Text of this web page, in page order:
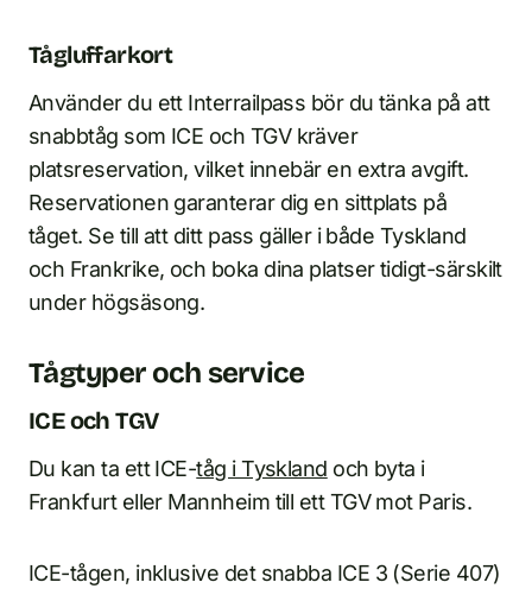
Tågluffarkort
Använder du ett Interrailpass bör du tänka på att
snabbtåg som ICE och TGV kräver
platsreservation, vilket innebär en extra avgift.
Reservationen garanterar dig en sittplats på
tåget. Se till att ditt pass gäller i både Tyskland
och Frankrike, och boka dina platser tidigt-särskilt
under högsäsong.
Tågtyper och service
ICE och TGV
Du kan ta ett ICE-tåg i Tyskland och byta i
Frankfurt eller Mannheim till ett TGV mot Paris.
ICE-tågen, inklusive det snabba ICE 3 (Serie 407)